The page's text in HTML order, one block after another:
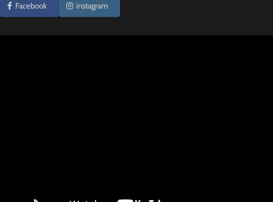
Facebook instagram